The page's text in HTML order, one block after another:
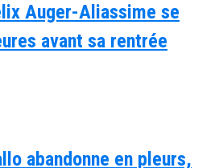
Auger-Aliassime se
avant sa rentrée
abandonne en pleurs,